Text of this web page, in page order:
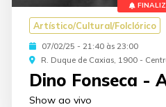
Artístico/Cultural/Folclórico
07/02/25 - 21:40 às 23:00
R. Duque de Caxias, 1900 -
Dino Fonseca -
Show ao vivo